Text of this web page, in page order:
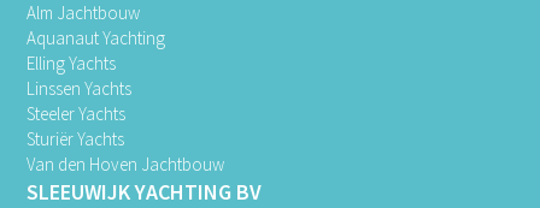
Alm Jachtbouw
Aquanaut Yachting
Elling Yachts
Linssen Yachts
Steeler Yachts
Sturiër Yachts
Van den Hoven Jachtbouw
SLEEUWIJK YACHTING BV